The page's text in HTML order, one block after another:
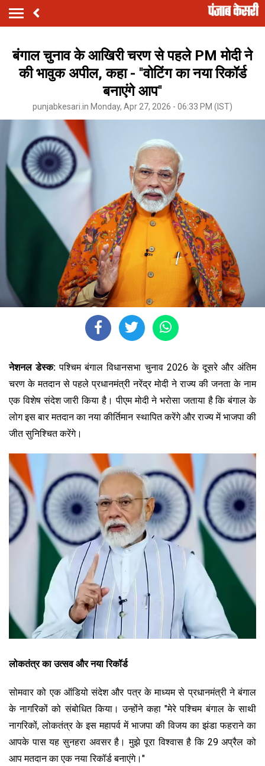
बंगाल चुनाव के आखिरी चरण से पहले PM मोदी ने
की भावुक अपील, कहा - ''वोटिंग का नया रिकॉर्ड
बनाएंगे आप''
punjabkesari.in Monday, Apr 27, 2026 - 06:33 PM (IST)
नेशनल डेस्क: पश्चिम बंगाल विधानसभा चुनाव 2026 के दूसरे और अंतिम
चरण के मतदान से पहले प्रधानमंत्री नरेंद्र मोदी ने राज्य की जनता के नाम
एक विशेष संदेश जारी किया है। पीएम मोदी ने भरोसा जताया है कि बंगाल के
लोग इस बार मतदान का नया कीर्तिमान स्थापित करेंगे और राज्य में भाजपा की
जीत सुनिश्चित करेंगे।
लोकतंत्र का उत्सव और नया रिकॉर्ड
सोमवार को एक ऑडियो संदेश और पत्र के माध्यम से प्रधानमंत्री ने बंगाल
के नागरिकों को संबोधित किया। उन्होंने कहा "मेरे पश्चिम बंगाल के साथी
नागरिकों, लोकतंत्र के इस महापर्व में भाजपा की विजय का झंडा फहराने का
आपके पास यह सुनहरा अवसर है। मुझे पूरा विश्वास है कि 29 अप्रैल को
आप मतदान का एक नया रिकॉर्ड बनाएंगे।"